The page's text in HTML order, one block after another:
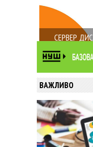
СЕРВЕР
ВАЖЛИВО